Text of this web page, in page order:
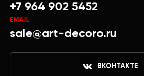
+7 964 902 5452
EMAIL
sale@art-decoro.ru
ВКОНТАКТЕ